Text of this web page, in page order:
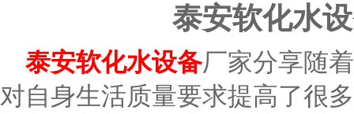
泰安软化水
泰安软化水设备厂家分享随
对自身生活质量要求提高了很